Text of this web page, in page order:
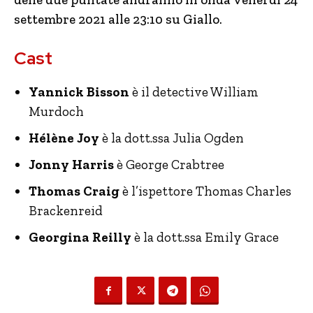
settembre 2021 alle 23:10 su Giallo.
Cast
Yannick Bisson è il detective William
Murdoch
Hélène Joy è la dott.ssa Julia Ogden
Jonny Harrisè George Crabtree
Thomas Craigè l’ispettore Thomas Charles
Brackenreid
Georgina Reilly è la dott.ssa Emily Grace